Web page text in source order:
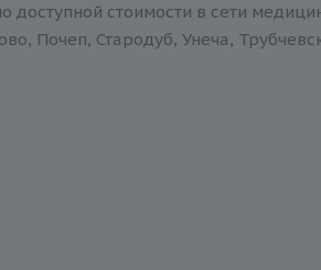
стоимости в сети
Почеп, Стародуб, Унеча,